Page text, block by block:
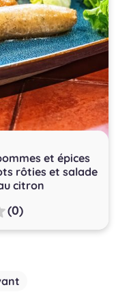
et épices
rôties et salade
citron
(0)